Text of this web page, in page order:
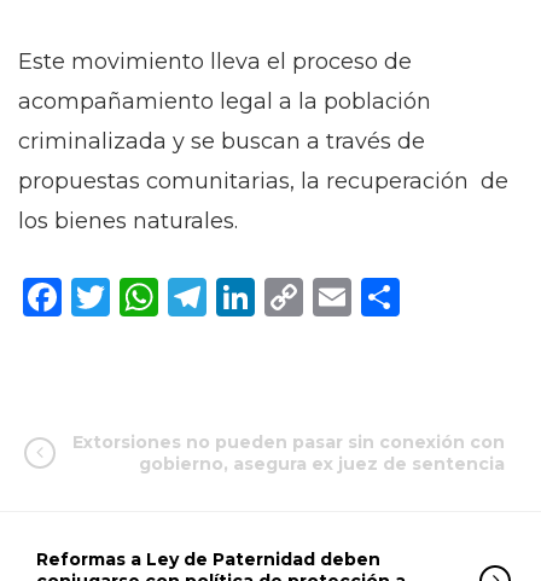
Este movimiento lleva el proceso de
acompañamiento legal a la población
criminalizada y se buscan a través de
propuestas comunitarias, la recuperación de
los bienes naturales.
Facebook
Twitter
WhatsApp
Telegram
LinkedIn
CopyEmail
Extorsiones no pueden pasar sin conexión con
gobierno, asegura ex juez de sentencia
Reformas a Ley de Paternidad deben